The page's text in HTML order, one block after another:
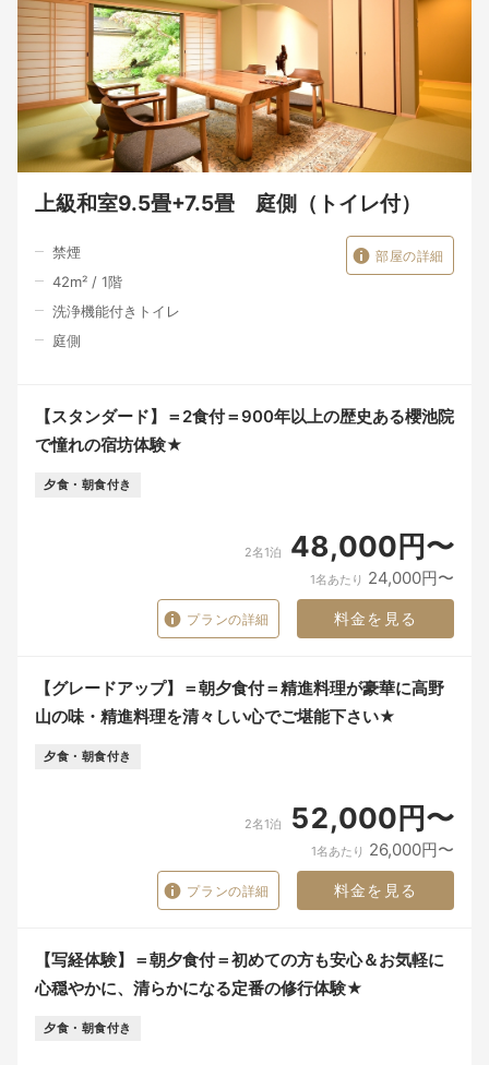
上級和室9.5畳+7.5畳 庭側（トイレ付）
禁煙
42m² / 1階
洗浄機能付きトイレ
庭側
部屋の詳細
【スタンダード】＝2食付＝900年以上の歴史ある櫻池院
で憧れの宿坊体験★
夕食・朝食付き
2名1泊 48,000円〜
1名あたり 24,000円〜
プランの詳細 料金を見る
【グレードアップ】＝朝夕食付＝精進料理が豪華に高野
山の味・精進料理を清々しい心でご堪能下さい★
夕食・朝食付き
2名1泊 52,000円〜
1名あたり 26,000円〜
プランの詳細 料金を見る
【写経体験】＝朝夕食付＝初めての方も安心＆お気軽に
心穏やかに、清らかになる定番の修行体験★
夕食・朝食付き